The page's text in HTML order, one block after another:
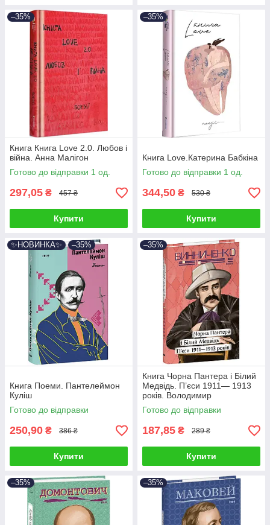
–35%
Книга Книга Love 2.0. Любов і
війна. Анна Малігон
Готово до відправки 1 од.
297,05 ₴ 457 ₴
Купити
–35%
Книга Love.Катерина Бабкіна
Готово до відправки 1 од.
344,50 ₴ 530 ₴
Купити
✨НОВИНКА✨ –35%
Книга Поеми. Пантелеймон
Куліш
Готово до відправки
250,90 ₴ 386 ₴
Купити
–35%
Книга Чорна Пантера i Білий
Медвідь. П’єси 1911— 1913
років. Володимир
Винниченко
Готово до відправки
187,85 ₴ 289 ₴
Купити
–35% –35%